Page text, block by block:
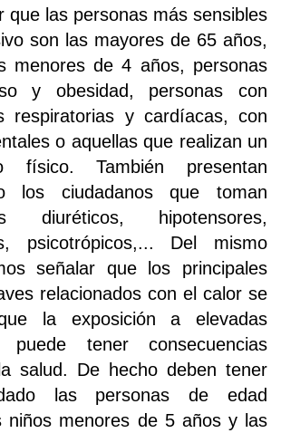
que las personas más sensibles
son las mayores de 65 años,
menores de 4 años, personas
y obesidad, personas con
respiratorias y cardíacas, con
o aquellas que realizan un
físico. También presentan
los ciudadanos que toman
diuréticos, hipotensores,
psicotrópicos,... Del mismo
señalar que los principales
relacionados con el calor se
la exposición a elevadas
puede tener consecuencias
salud. De hecho deben tener
las personas de edad
niños menores de 5 años y las